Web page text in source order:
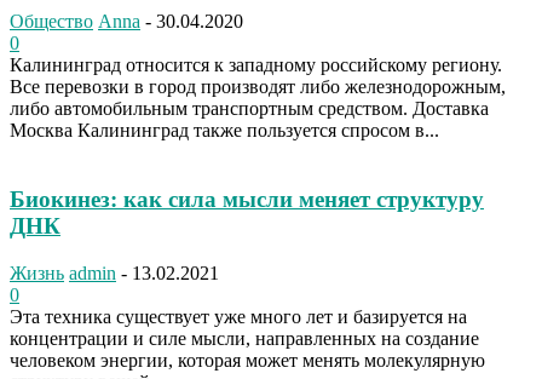
Общество Anna - 30.04.2020
0
Калининград относится к западному российскому региону.
Все перевозки в город производят либо железнодорожным,
либо автомобильным транспортным средством. Доставка
Москва Калининград также пользуется спросом в...
Биокинез: как сила мысли меняет структуру
ДНК
Жизнь admin - 13.02.2021
0
Эта техника существует уже много лет и базируется на
концентрации и силе мысли, направленных на создание
человеком энергии, которая может менять молекулярную